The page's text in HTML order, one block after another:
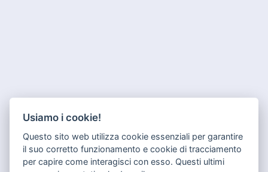
Usiamo i cookie!
Questo sito web utilizza cookie essenziali per garantire
il suo corretto funzionamento e cookie di tracciamento
per capire come interagisci con esso. Questi ultimi